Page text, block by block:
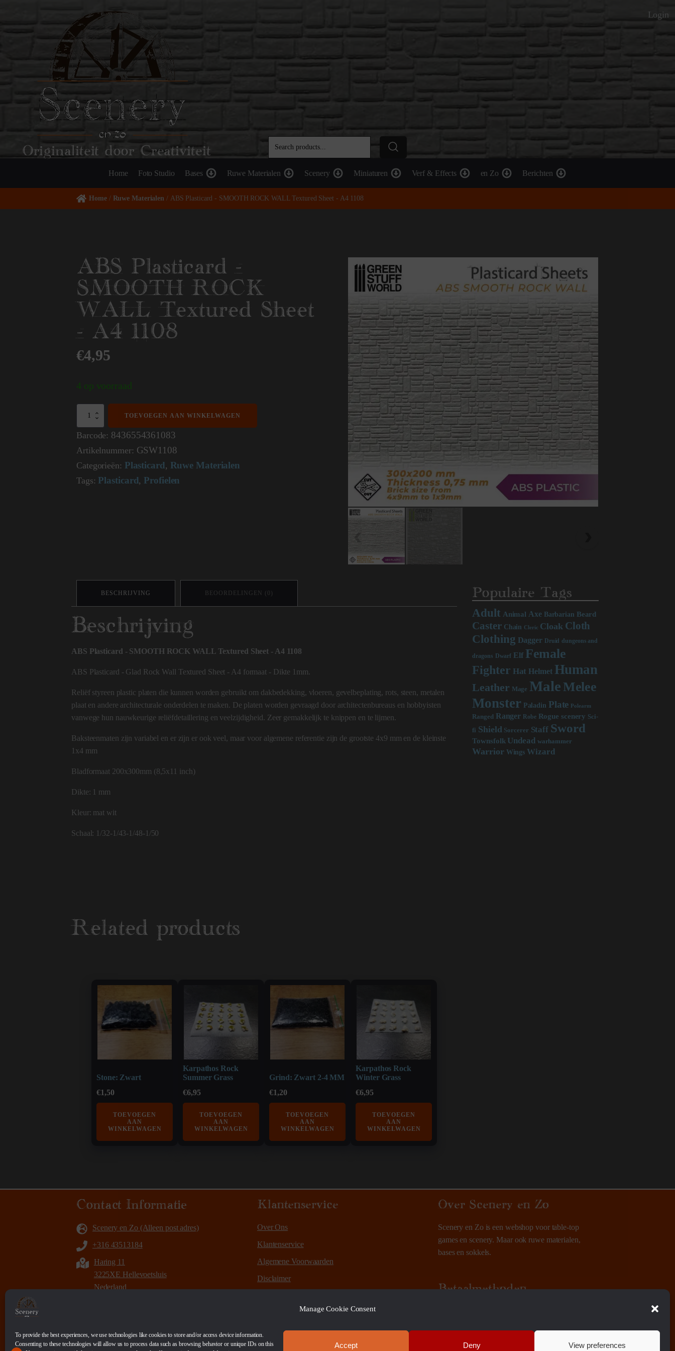
Manage Cookie Consent
To provide the best experiences, we use technologies like cookies to store and/or access device information.
Consenting to these technologies will allow us to process data such as browsing behavior or unique IDs on this
Accept Deny View preferences
Login
Originaliteit door Creativiteit
Home Foto Studio Bases Ruwe Materialen Scenery Miniaturen Verf & Effects en Zo Berichten
Home/ Ruwe Materialen / ABS Plasticard - SMOOTH ROCK WALL Textured Sheet - A4 1108
ABS Plasticard -
SMOOTH ROCK
WALL Textured Sheet
- A4 1108
€4,95
4 op voorraad
-
ROCK
Textured
Sheet
TOEVOEGEN AAN WINKELWAGEN
Barcode: 8436554361083
Artikelnummer: GSW1108
Categorieën: Plasticard, Ruwe Materialen
Tags: Plasticard, Profielen
BESCHRIJVING BEOORDELINGEN (0)
Beschrijving
ABS Plasticard - SMOOTH ROCK WALL Textured Sheet - A4 1108
ABS Plasticard - Glad Rock Wall Textured Sheet - A4 formaat - Dikte 1mm.
Reliëf styreen plastic platen die kunnen worden gebruikt om dakbedekking, vloeren, gevelbeplating, rots, steen, metalen
plaat en andere architecturale onderdelen te maken. De platen worden gevraagd door architectenbureaus en hobbyisten
vanwege hun nauwkeurige reliëfdetaillering en veelzijdigheid. Zeer gemakkelijk te knippen en te lijmen.
Baksteenmaten zijn variabel en er zijn er ook veel, maar voor algemene referentie zijn de grootste 4x9 mm en de kleinste
1x4 mm
Bladformaat 200x300mm (8,5x11 inch)
Dikte: 1 mm
Kleur: mat wit
Schaal: 1/32-1/43-1/48-1/50
Related products
Stone: Zwart
€1,50
TOEVOEGEN
AAN
WINKELWAGEN
Karpathos Rock
Summer Grass
€6,95
TOEVOEGEN
AAN
WINKELWAGEN
Grind: Zwart 2-4 MM
€1,20
TOEVOEGEN
AAN
WINKELWAGEN
Karpathos Rock
Winter Grass
€6,95
TOEVOEGEN
AAN
WINKELWAGEN
Populaire Tags
Adult Animal Axe Barbarian Beard
Caster Chain Cleric Cloak Cloth
Clothing Dagger Druid dungeons and
dragons Dwarf Elf Female
Fighter Hat Helmet Human
Leather Mage MaleMelee
Monster Paladin Plate Polearm
Ranged Ranger Robe Rogue scenery Sci-
fi Shield Sorcerer Staff Sword
Townsfolk Undead warhammer
Warrior Wings Wizard
Contact Informatie
Scenery en Zo (Alleen post adres)
+316 43513184
Haring 11
3225XE Hellevoetsluis
Nederland
BTW: NL001537524B86
Klantenservice
Over Ons
Klantenservice
Algemene Voorwaarden
Disclaimer
Betaalmethoden
Verzenden en retourneren
Sitemap
Over Scenery en Zo
Scenery en Zo is een webshop voor table-top
games en scenery. Maar ook ruwe materialen,
bases en sokkels.
Betaalmethoden